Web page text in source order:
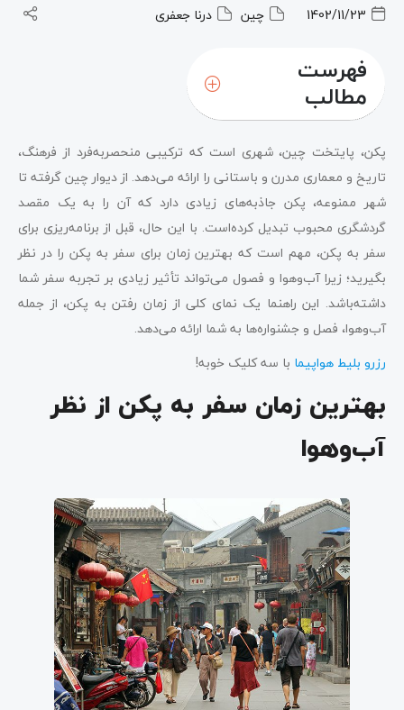
1402/11/23 چین درنا جعفری
فهرست
مطالب
پکن، پایتخت چین، شهری است که ترکیبی منحصر‌به‌فرد از فرهنگ،
تاریخ و معماری مدرن و باستانی را ارائه می‌دهد. از دیوار چین گرفته تا
شهر ممنوعه، پکن جاذبه‌های زیادی دارد که آن را به یک مقصد
گردشگری محبوب تبدیل کرده‌است. با این حال، قبل از برنامه‌ریزی برای
سفر به پکن، مهم است که بهترین زمان برای سفر به پکن را در نظر
بگیرید؛ زیرا آب‌وهوا و فصول می‌تواند تأثیر زیادی بر تجربه سفر شما
داشته‌باشد. این راهنما یک نمای کلی از زمان رفتن به پکن، از جمله
آب‌وهوا، فصل و جشنواره‌ها به شما ارائه می‌دهد.
رزرو بلیط هواپیما با سه کلیک خوبه!
بهترین زمان سفر به پکن از نظر
آب‌وهوا